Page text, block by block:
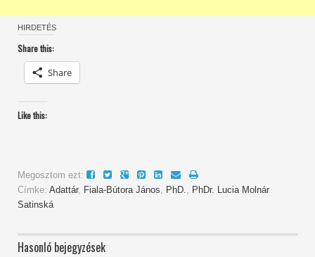
HIRDETÉS
Share this:
Share
Like this:
Megosztom ezt:
Címke: Adattár, Fiala-Bútora János, PhD., PhDr. Lucia Molnár
Satinská
Hasonló bejegyzések